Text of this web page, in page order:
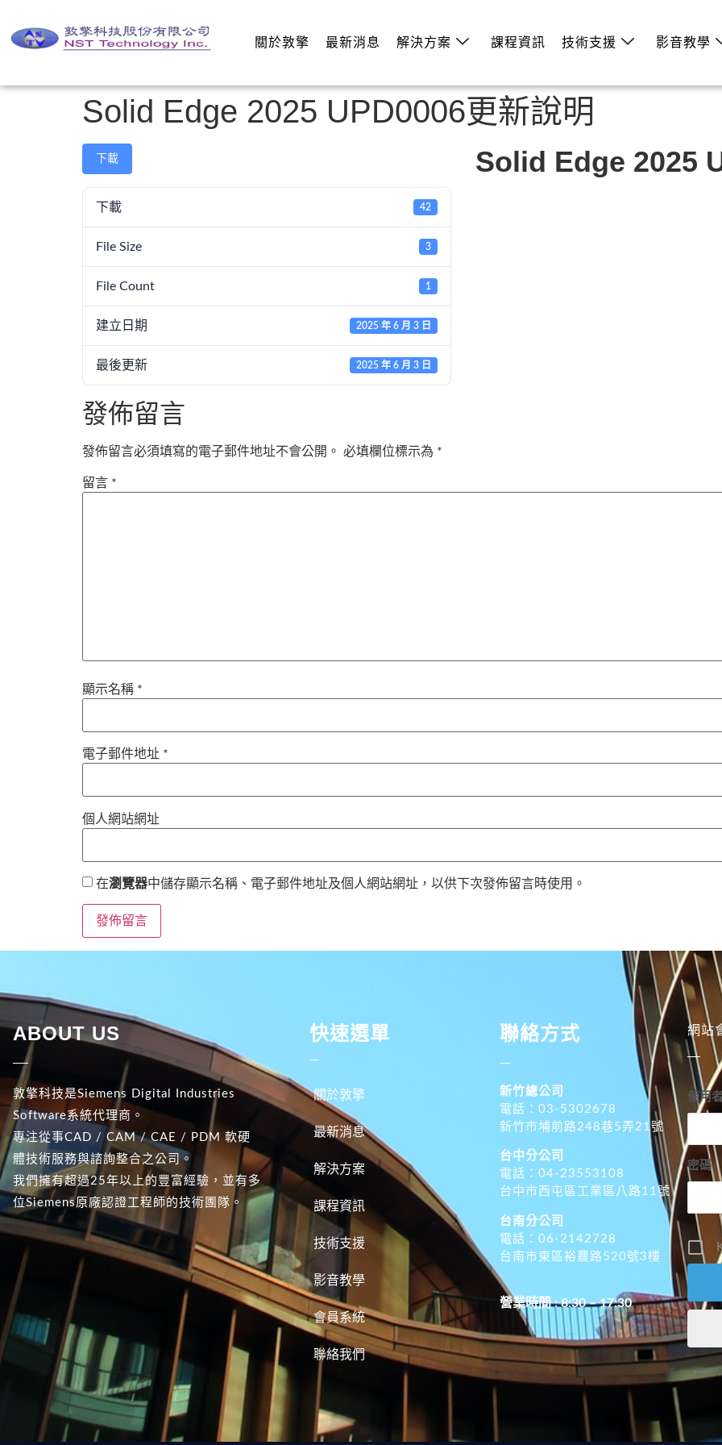
關於敦擎 最新消息 解決方案 課程資訊 技術支援 影音教學
Solid Edge 2025 UPD0006更新說明
下載
下載 42
File Size 3
File Count 1
建立日期 2025 年 6 月 3 日
最後更新 2025 年 6 月 3 日
Solid Edge 2025
發佈留言
發佈留言必須填寫的電子郵件地址不會公開。 必填欄位標示為 *
留言 *
顯示名稱 *
電子郵件地址 *
個人網站網址
在瀏覽器中儲存顯示名稱、電子郵件地址及個人網站網址，以供下次發佈留言時使用。
ABOUT US
敦擎科技是Siemens Digital Industries
Software系統代理商。
專注從事CAD / CAM / CAE / PDM 軟硬
體技術服務與諮詢整合之公司。
我們擁有超過25年以上的豐富經驗，並有多
位Siemens原廠認證工程師的技術團隊。
快速選單
關於敦擎
最新消息
解決方案
課程資訊
技術支援
影音教學
會員系統
聯絡我們
聯絡方式
新竹總公司
電話：03-5302678
新竹市埔前路248巷5弄21號
台中分公司
電話：04-23553108
台中市西屯區工業區八路11號
台南分公司
電話：06-2142728
台南市東區裕農路520號3樓
營業時間 : 8:30 – 17:30
網站
使用
密碼